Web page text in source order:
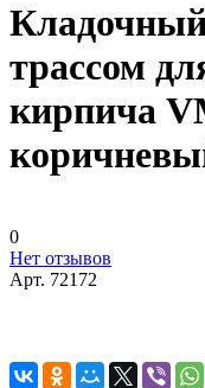
трассом
кирпича
0
Нет отзывов
Арт. 72172